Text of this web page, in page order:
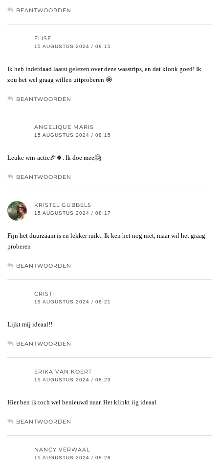
BEANTWOORDEN
ELISE
15 AUGUSTUS 2024 / 08:15
Ik heb inderdaad laatst gelezen over deze wasstrips, en dat klonk goed! Ik
zou het wel graag willen uitproberen 🤩
BEANTWOORDEN
ANGELIQUE MARIS
15 AUGUSTUS 2024 / 08:15
Leuke win-actie🎉🍀. Ik doe mee🤗
BEANTWOORDEN
KRISTEL GUBBELS
15 AUGUSTUS 2024 / 08:17
Fijn het duurzaam is en lekker ruikt. Ik ken het nog niet, maar wil het graag
proberen
BEANTWOORDEN
CRISTI
15 AUGUSTUS 2024 / 08:21
Lijkt mij ideaal!!
BEANTWOORDEN
ERIKA VAN KOERT
15 AUGUSTUS 2024 / 08:23
Hier ben ik toch wel benieuwd naar. Het klinkt iig ideaal
BEANTWOORDEN
NANCY VERWAAL
15 AUGUSTUS 2024 / 08:28